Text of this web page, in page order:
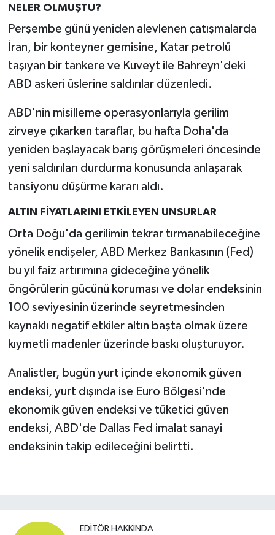
NELER OLMUŞTU?
Perşembe günü yeniden alevlenen çatışmalarda
İran, bir konteyner gemisine, Katar petrolü
taşıyan bir tankere ve Kuveyt ile Bahreyn'deki
ABD askeri üslerine saldırılar düzenledi.
ABD'nin misilleme operasyonlarıyla gerilim
zirveye çıkarken taraflar, bu hafta Doha'da
yeniden başlayacak barış görüşmeleri öncesinde
yeni saldırıları durdurma konusunda anlaşarak
tansiyonu düşürme kararı aldı.
ALTIN FİYATLARINI ETKİLEYEN UNSURLAR
Orta Doğu'da gerilimin tekrar tırmanabileceğine
yönelik endişeler, ABD Merkez Bankasının (Fed)
bu yıl faiz artırımına gideceğine yönelik
öngörülerin gücünü koruması ve dolar endeksinin
100 seviyesinin üzerinde seyretmesinden
kaynaklı negatif etkiler altın başta olmak üzere
kıymetli madenler üzerinde baskı oluşturuyor.
Analistler, bugün yurt içinde ekonomik güven
endeksi, yurt dışında ise Euro Bölgesi'nde
ekonomik güven endeksi ve tüketici güven
endeksi, ABD'de Dallas Fed imalat sanayi
endeksinin takip edileceğini belirtti.
EDITÖR HAKKINDA